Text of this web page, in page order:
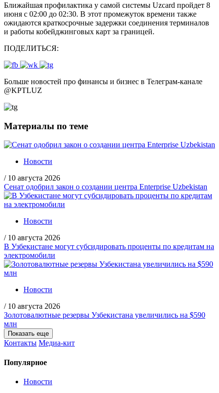
Ближайшая профилактика у самой системы Uzcard пройдет 8
июня с 02:00 до 02:30. В этот промежуток времени также
ожидаются краткосрочные задержки соединения терминалов
и работы кобейджинговых карт за границей.
ПОДЕЛИТЬСЯ:
Больше новостей про финансы и бизнес в Телеграм-канале
@KPTLUZ
Материалы по теме
Новости
/ 10 августа 2026
Сенат одобрил закон о создании центра Enterprise Uzbekistan
Новости
/ 10 августа 2026
В Узбекистане могут субсидировать проценты по кредитам на
электромобили
Новости
/ 10 августа 2026
Золотовалютные резервы Узбекистана увеличились на $590
млн
Показать еще
Контакты Медиа-кит
Популярное
Новости